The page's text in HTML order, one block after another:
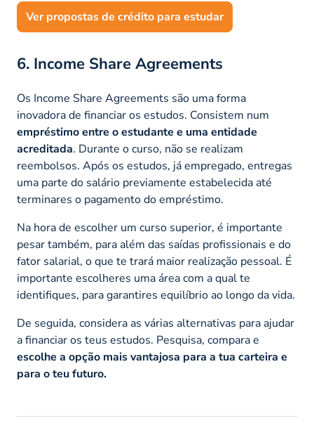
Ver propostas de crédito para estudar
6. Income Share Agreements
Os Income Share Agreements são uma forma
inovadora de financiar os estudos. Consistem num
empréstimo entre o estudante e uma entidade
acreditada. Durante o curso, não se realizam
reembolsos. Após os estudos, já empregado, entregas
uma parte do salário previamente estabelecida até
terminares o pagamento do empréstimo.
Na hora de escolher um curso superior, é importante
pesar também, para além das saídas profissionais e do
fator salarial, o que te trará maior realização pessoal. É
importante escolheres uma área com a qual te
identifiques, para garantires equilíbrio ao longo da vida.
De seguida, considera as várias alternativas para ajudar
a financiar os teus estudos. Pesquisa, compara e
escolhe a opção mais vantajosa para a tua carteira e
para o teu futuro.